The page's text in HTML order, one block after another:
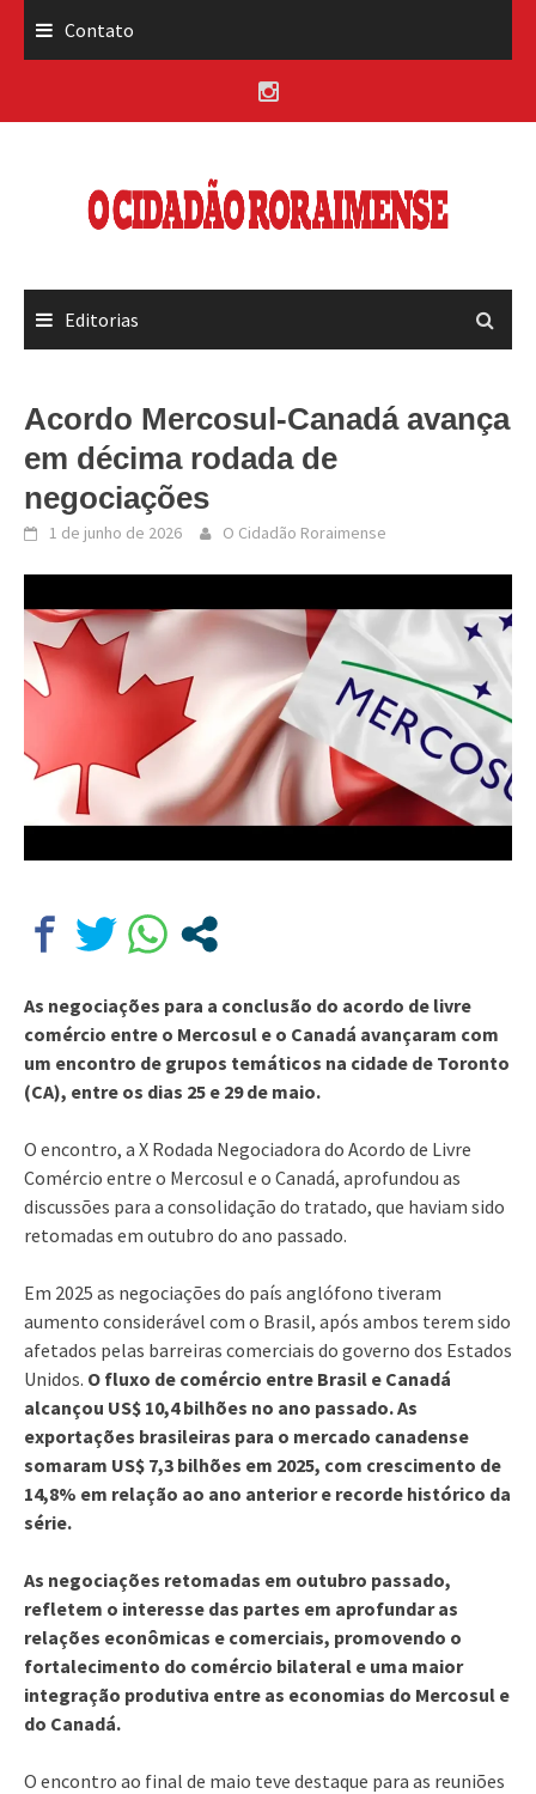
Contato
Editorias
Acordo Mercosul-Canadá avança
em décima rodada de
negociações
1 de junho de 2026 O Cidadão Roraimense
As negociações para a conclusão do acordo de livre
comércio entre o Mercosul e o Canadá avançaram com
um encontro de grupos temáticos na cidade de Toronto
(CA), entre os dias 25 e 29 de maio.
O encontro, a X Rodada Negociadora do Acordo de Livre
Comércio entre o Mercosul e o Canadá, aprofundou as
discussões para a consolidação do tratado, que haviam sido
retomadas em outubro do ano passado.
Em 2025 as negociações do país anglófono tiveram
aumento considerável com o Brasil, após ambos terem sido
afetados pelas barreiras comerciais do governo dos Estados
Unidos. O fluxo de comércio entre Brasil e Canadá
alcançou US$ 10,4 bilhões no ano passado. As
exportações brasileiras para o mercado canadense
somaram US$ 7,3 bilhões em 2025, com crescimento de
14,8% em relação ao ano anterior e recorde histórico da
série.
As negociações retomadas em outubro passado,
refletem o interesse das partes em aprofundar as
relações econômicas e comerciais, promovendo o
fortalecimento do comércio bilateral e uma maior
integração produtiva entre as economias do Mercosul e
do Canadá.
O encontro ao final de maio teve destaque para as reuniões